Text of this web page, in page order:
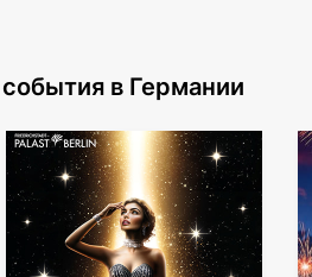
в Германии